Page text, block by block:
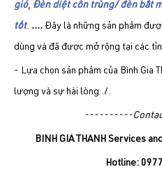
gió, Đèn diệt côn trùng/ đèn bắt
tốt. .... Đây là những sản phẩm
dùng và đã được mở rộng tại các
- Lựa chọn sản phẩm của Bình Gia
lượng và sự hài lòng ./.
----------
BINH GIA THANH Services
Hotline: